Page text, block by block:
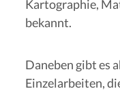
Kartographie,
bekannt.
Daneben gibt es
Einzelarbeiten,